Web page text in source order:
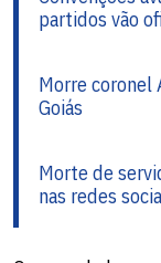
partidos vão
Morre coronel
Goiás
Morte de
nas redes